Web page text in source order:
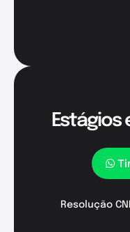
Estágios
Resolução